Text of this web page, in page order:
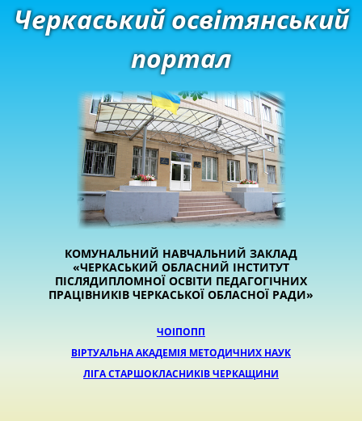
Черкаський освітянський
портал
КОМУНАЛЬНИЙ НАВЧАЛЬНИЙ ЗАКЛАД
«ЧЕРКАСЬКИЙ ОБЛАСНИЙ ІНСТИТУТ
ПІСЛЯДИПЛОМНОЇ ОСВІТИ ПЕДАГОГІЧНИХ
ПРАЦІВНИКІВ ЧЕРКАСЬКОЇ ОБЛАСНОЇ РАДИ»
ЧОІПОПП
ВІРТУАЛЬНА АКАДЕМІЯ МЕТОДИЧНИХ НАУК
ЛІГА СТАРШОКЛАСНИКІВ ЧЕРКАЩИНИ